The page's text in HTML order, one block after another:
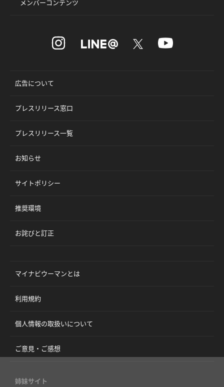
メンバーコンテンツ
広告について
プレスリリース窓口
プレスリリース一覧
お知らせ
サイトポリシー
推奨環境
お詫びと訂正
マイナビウーマンとは
利用規約
個人情報の取扱いについて
ご意見・ご感想
姉妹サイト